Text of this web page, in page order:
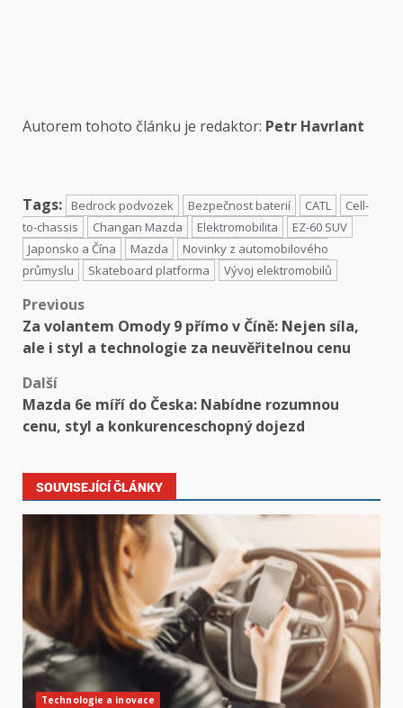
Autorem tohoto článku je redaktor: Petr Havrlant
Tags: Bedrock podvozek Bezpečnost baterií CATL
Cell-
to-chassis
Changan Mazda Elektromobilita
EZ-60 SUV
Japonsko a Čína
Mazda
Novinky z automobilového
průmyslu
Skateboard platforma Vývoj elektromobilů
Previous
Za volantem Omody 9 přímo v Číně: Nejen síla,
ale i styl a technologie za neuvěřitelnou cenu
Další
Mazda 6e míří do Česka: Nabídne rozumnou
cenu, styl a konkurenceschopný dojezd
SOUVISEJÍCÍ ČLÁNKY
Technologie a inovace